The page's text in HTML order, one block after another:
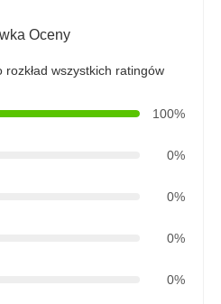
Oceny
wszystkich ratingów
100%
0%
0%
0%
0%